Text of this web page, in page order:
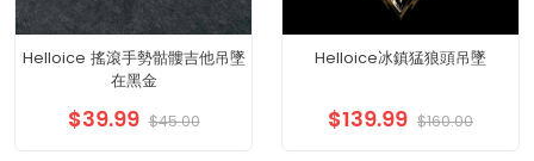
Helloice 搖滾手勢骷髏吉他吊墜
在黑金
$39.99 $45.00
Helloice冰鎮猛狼頭吊墜
$139.99 $160.00